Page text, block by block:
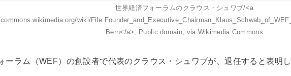
世界経済フォーラムのクラウス・シュワブ/<a
wiki/
Bern</a>, Public domain, via Wikimedia Commons
ーラム（WEF）の創設者で代表のクラウス・シュワブが、退任すると表明